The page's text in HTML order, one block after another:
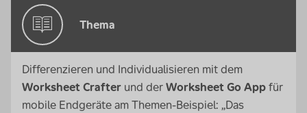
Thema
Differenzieren und Individualisieren mit dem
Worksheet Crafter und derWorksheet Go Appfür
mobile Endgeräte am Themen-Beispiel: „Das